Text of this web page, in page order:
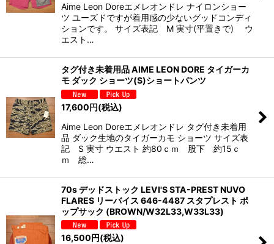
Aime Leon Doreエメレオンドレ ナイロンショー
ツ ユーズドですが着用感の少ないグッドコンディ
ションです。 サイズ表記 M 実寸(平置きで) ウ
エスト…
タグ付き未着用品 AIME LEON DORE タイガーカ
モ ダック ショーツ(S)ショートパンツ
17,600円(税込)
Aime Leon Doreエメレオンドレ タグ付き未着用
品 ダック生地のタイガーカモ ショーツ サイズ表
記 S 実寸 ウエスト 約80ｃｍ 股下 約15ｃ
ｍ 総…
70s デッドストック LEVI'S STA-PREST NUVO
FLARES リーバイス 646-4487 スタプレスト ポ
ップサック (BROWN/W32L33,W33L33)
16,500円(税込)